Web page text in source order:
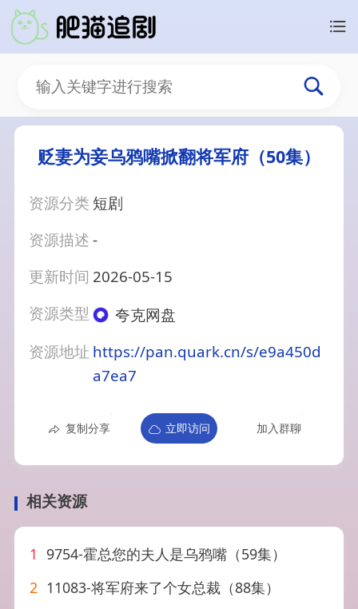
贬妻为妾乌鸦嘴掀翻将军府（50集）
资源分类 短剧
资源描述-
更新时间 2026-05-15
资源类型
夸克网盘
资源地址 https://pan.quark.cn/s/e9a450d
a7ea7
复制分享 立即访问 加入群聊
相关资源
1
9754-霍总您的夫人是乌鸦嘴（59集）
2 11083-将军府来了个女总裁（88集）